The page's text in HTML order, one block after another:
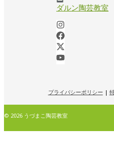
ダルン陶芸教室
プライバシーポリシー |
© 2026 うづまこ陶芸教室